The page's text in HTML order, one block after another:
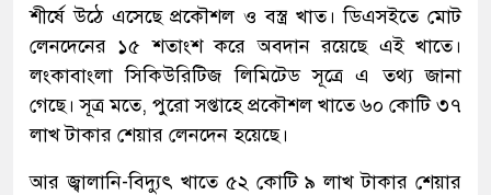
শীর্ষে উঠে এসেছে প্রকৌশল ও বস্ত্র খাত। ডিএসইতে মোট
লেনদেনের ১৫ শতাংশ করে অবদান রয়েছে এই খাতে।
লংকাবাংলা সিকিউরিটিজ লিমিটেড সূত্রে এ তথ্য জানা
গেছে। সূত্র মতে, পুরো সপ্তাহে প্রকৌশল খাতে ৬০ কোটি ৩৭
লাখ টাকার শেয়ার লেনদেন হয়েছে।
আর জ্বালানি-বিদ্যুৎ খাতে ৫২ কোটি ৯ লাখ টাকার শেয়ার